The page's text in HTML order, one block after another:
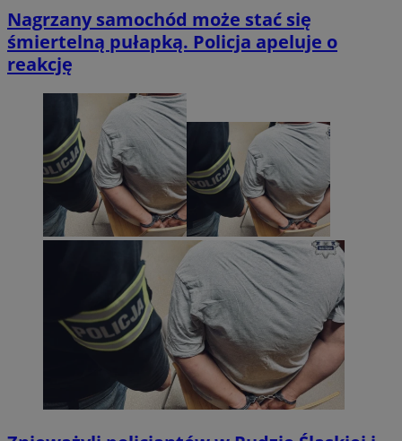
Nagrzany samochód może stać się
śmiertelną pułapką. Policja apeluje o
reakcję